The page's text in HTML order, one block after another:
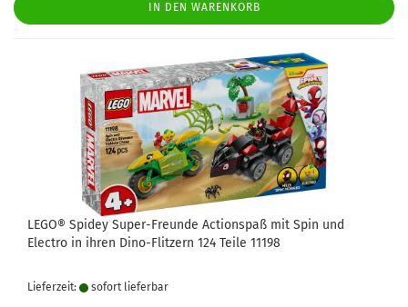
IN DEN WARENKORB
LEGO® Spidey Super-Freunde Actionspaß mit Spin und
Electro in ihren Dino-Flitzern 124 Teile 11198
Lieferzeit: sofort lie­fer­bar